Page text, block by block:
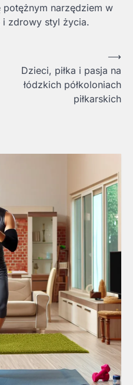
potężnym narzędziem w
i zdrowy styl życia.
Dzieci, piłka i pasja na
łódzkich półkoloniach
piłkarskich
⟶